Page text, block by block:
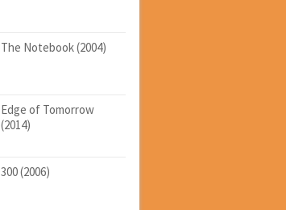
The Notebook (2004)
Edge of Tomorrow
(2014)
300 (2006)